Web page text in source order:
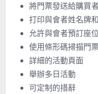
將門票發送給購買
打印與會者姓名牌
允許與會者預訂座位
使用條形碼掃描門
詳細的活動頁面
舉辦多日活動
可定制的措辭